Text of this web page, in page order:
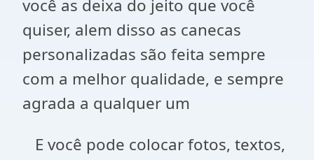
você as deixa do jeito que você
quiser, alem disso as canecas
personalizadas são feita sempre
com a melhor qualidade, e sempre
agrada a qualquer um
E você pode colocar fotos, textos,